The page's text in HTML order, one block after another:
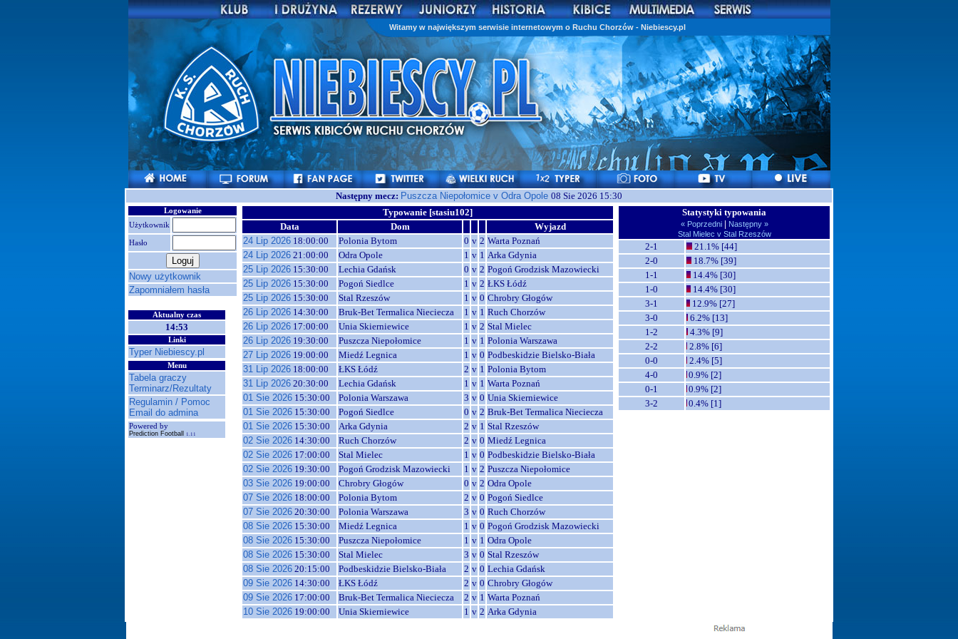
Witamy w największym serwisie internetowym o Ruchu Chorzów - Niebiescy.pl
Następny mecz: Puszcza Niepołomice v Odra Opole 08 Sie 2026 15:30
Logowanie
Użytkownik
Hasło
Nowy użytkownik
Zapomniałem hasła
Aktualny czas
14:53
Linki
Typer Niebiescy.pl
Menu
Tabela graczy
Terminarz/Rezultaty
Regulamin / Pomoc
Email do admina
Powered by
Prediction Football 1.11
Typowanie [stasiu102]
Data
Dom
Wyjazd
24 Lip 2026 18:00:00 Polonia Bytom 0 v 2 Warta Poznań
24 Lip 2026 21:00:00 Odra Opole 1 v 1 Arka Gdynia
25 Lip 2026 15:30:00 Lechia Gdańsk 0 v 2 Pogoń Grodzisk Mazowiecki
25 Lip 2026 15:30:00 Pogoń Siedlce 1 v 2 ŁKS Łódź
25 Lip 2026 15:30:00 Stal Rzeszów 1 v 0 Chrobry Głogów
26 Lip 2026 14:30:00 Bruk-Bet Termalica Nieciecza 1 v 1 Ruch Chorzów
26 Lip 2026 17:00:00 Unia Skierniewice 1 v 2 Stal Mielec
26 Lip 2026 19:30:00 Puszcza Niepołomice 1 v 1 Polonia Warszawa
27 Lip 2026 19:00:00 Miedź Legnica 1 v 0 Podbeskidzie Bielsko-Biała
31 Lip 2026 18:00:00 ŁKS Łódź 2 v 1 Polonia Bytom
31 Lip 2026 20:30:00 Lechia Gdańsk 1 v 1 Warta Poznań
01 Sie 2026 15:30:00 Polonia Warszawa 3 v 0 Unia Skierniewice
01 Sie 2026 15:30:00 Pogoń Siedlce 0 v 2 Bruk-Bet Termalica Nieciecza
01 Sie 2026 15:30:00 Arka Gdynia 2 v 1 Stal Rzeszów
02 Sie 2026 14:30:00 Ruch Chorzów 2 v 0 Miedź Legnica
02 Sie 2026 17:00:00 Stal Mielec 1 v 0 Podbeskidzie Bielsko-Biała
02 Sie 2026 19:30:00 Pogoń Grodzisk Mazowiecki 1 v 2 Puszcza Niepołomice
03 Sie 2026 19:00:00 Chrobry Głogów 0 v 2 Odra Opole
07 Sie 2026 18:00:00 Polonia Bytom 2 v 0 Pogoń Siedlce
07 Sie 2026 20:30:00 Polonia Warszawa 3 v 0 Ruch Chorzów
08 Sie 2026 15:30:00 Miedź Legnica 1 v 0 Pogoń Grodzisk Mazowiecki
08 Sie 2026 15:30:00 Puszcza Niepołomice 1 v 1 Odra Opole
08 Sie 2026 15:30:00 Stal Mielec 3 v 0 Stal Rzeszów
08 Sie 2026 20:15:00 Podbeskidzie Bielsko-Biała 2 v 0 Lechia Gdańsk
09 Sie 2026 14:30:00 ŁKS Łódź 2 v 0 Chrobry Głogów
09 Sie 2026 17:00:00 Bruk-Bet Termalica Nieciecza 2 v 1 Warta Poznań
10 Sie 2026 19:00:00 Unia Skierniewice 1 v 2 Arka Gdynia
Statystyki typowania
« Poprzedni | Następny »
Stal Mielec v Stal Rzeszów
2-1
21.1% [44]
2-0
18.7% [39]
1-1
14.4% [30]
1-0
14.4% [30]
3-1
12.9% [27]
3-0
6.2% [13]
1-2
4.3% [9]
2-2
2.8% [6]
0-0
2.4% [5]
4-0
0.9% [2]
0-1
0.9% [2]
3-2
0.4% [1]